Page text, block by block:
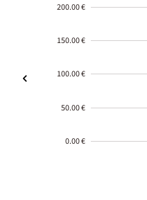
200.00 €
150.00 €
100.00 €
50.00 €
0.00 €